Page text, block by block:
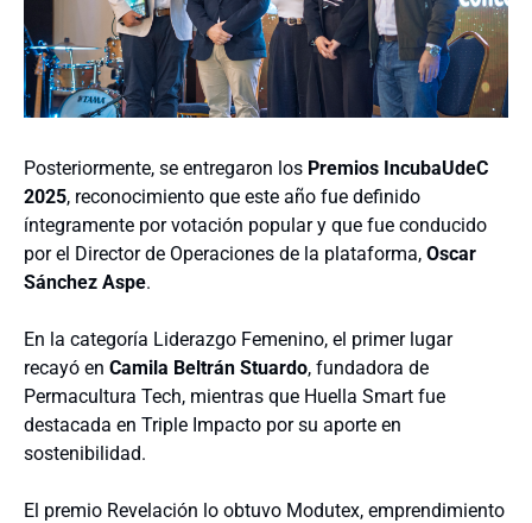
Posteriormente, se entregaron los Premios IncubaUdeC
2025, reconocimiento que este año fue definido
íntegramente por votación popular y que fue conducido
por el Director de Operaciones de la plataforma, Oscar
Sánchez Aspe.
En la categoría Liderazgo Femenino, el primer lugar
recayó en Camila Beltrán Stuardo, fundadora de
Permacultura Tech, mientras que Huella Smart fue
destacada en Triple Impacto por su aporte en
sostenibilidad.
El premio Revelación lo obtuvo Modutex, emprendimiento